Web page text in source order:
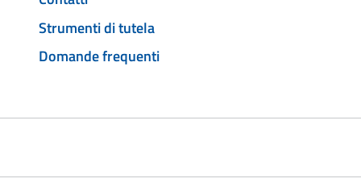
Strumenti di tutela
Domande frequenti